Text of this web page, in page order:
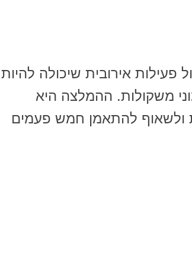
פעילות אירובית שיכולה להיות
משקולות. ההמלצה היא
פעם בין חצי שעה ל-40 דקות ולשאוף להתאמן חמש פעמים